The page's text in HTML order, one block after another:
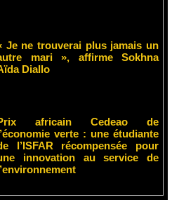
Je ne trouverai plus jamais un
mari », affirme Sokhna
Diallo
africain Cedeao de
verte : une étudiante
l’ISFAR récompensée pour
innovation au service de